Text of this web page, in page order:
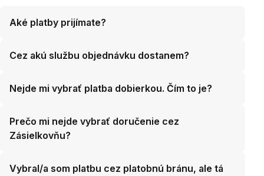
Aké platby prijímate?
Cez akú službu objednávku dostanem?
Nejde mi vybrať platba dobierkou. Čím to je?
Prečo mi nejde vybrať doručenie cez
Zásielkovňu?
Vybral/a som platbu cez platobnú bránu, ale tá